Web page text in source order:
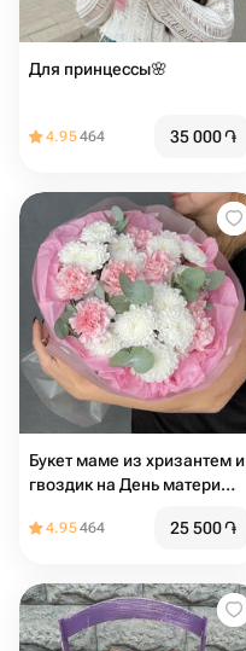
Для принцессы🌸
4.95464 35 000֏
Букет маме из хризантем и
гвоздик на День матери
4.95464 25 500֏